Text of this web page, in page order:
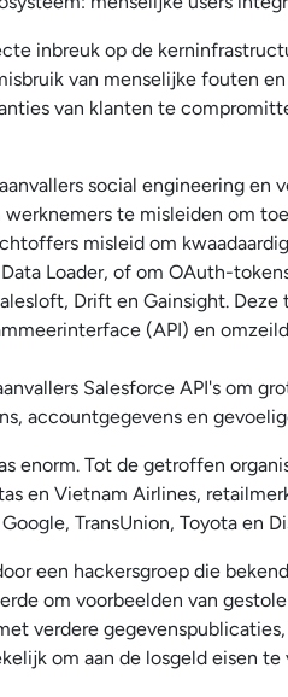
inbreuk op de
van menselijke fouten
van klanten te
social engineering
werknemers te misleiden om
misleid om
Loader, of om OAuth-
Drift en Gainsight.
(API) en
Salesforce API's om
accountgegevens en
enorm. Tot de getroffen
en Vietnam Airlines,
TransUnion, Toyota en
een hackersgroep die
om voorbeelden van
verdere
om aan de losgeld eisen